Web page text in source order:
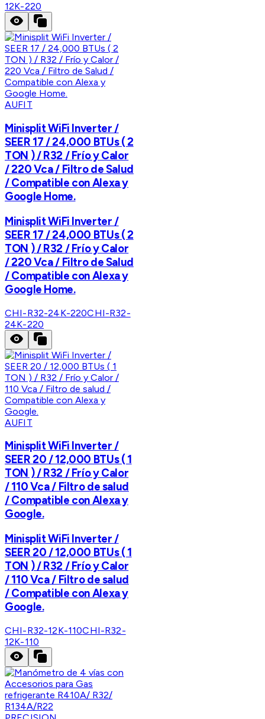
12K-220
AUFIT
Minisplit WiFi Inverter /
SEER 17 / 24,000 BTUs ( 2
TON ) / R32 / Frío y Calor
/ 220 Vca / Filtro de Salud
/ Compatible con Alexa y
Google Home.
Minisplit WiFi Inverter /
SEER 17 / 24,000 BTUs ( 2
TON ) / R32 / Frío y Calor
/ 220 Vca / Filtro de Salud
/ Compatible con Alexa y
Google Home.
CHI-R32-24K-220CHI-R32-
24K-220
AUFIT
Minisplit WiFi Inverter /
SEER 20 / 12,000 BTUs ( 1
TON ) / R32 / Frío y Calor
/ 110 Vca / Filtro de salud
/ Compatible con Alexa y
Google.
Minisplit WiFi Inverter /
SEER 20 / 12,000 BTUs ( 1
TON ) / R32 / Frío y Calor
/ 110 Vca / Filtro de salud
/ Compatible con Alexa y
Google.
CHI-R32-12K-110CHI-R32-
12K-110